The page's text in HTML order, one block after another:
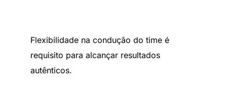
Flexibilidade na condução do time é
requisito para alcançar resultados
autênticos.